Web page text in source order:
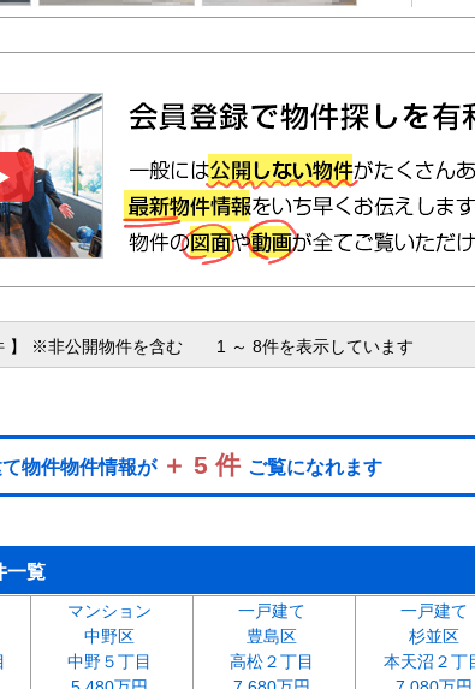
】 ※非公開物件を含む 1 ～ 8件を表示しています
物件物件情報が ＋ 5 件 ご覧になれます
一覧
マンション
中野区
中野５丁目
一戸建て
豊島区
高松２丁目
一戸建て
杉並区
本天沼２丁